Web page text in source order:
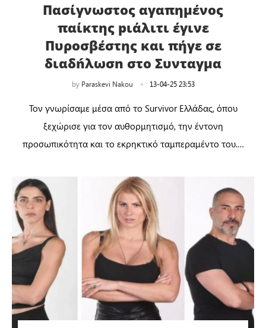
Πασίγνωστος αγαπημένος
παίκτης pιάλιτι έγινε
Πυροσβέστης και πήγε σε
διαδńλωσn στο Συνταγμα
by Paraskevi Nakou 13-04-25 23:53
Τον γνωρίσαμε μέσα από το Survivor Ελλάδας, όπου
ξεχώρισε για τον αυθορμητισμό, την έντονη
προσωπικότητα και το εκρηκτικό ταμπεραμέντο του.…